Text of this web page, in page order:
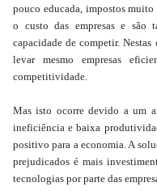
pouco educada, impostos muito
o custo das empresas e são
capacidade de competir.
levar mesmo empresas
competitividade.
Mas isto ocorre devido a um
ineficiência e baixa
positivo para a economia. A
prejudicados é mais
tecnologias por parte das